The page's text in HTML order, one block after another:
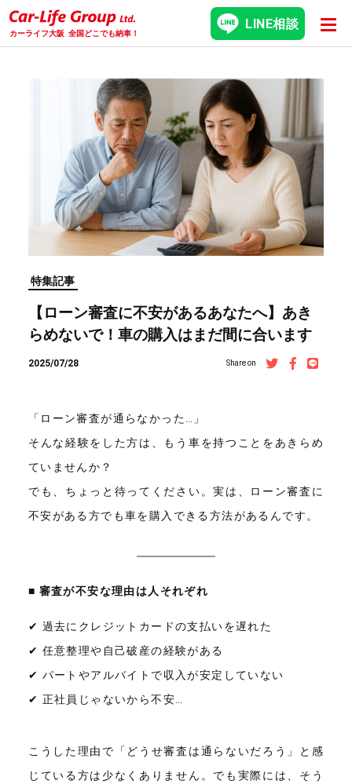
カーライフ大阪 全国どこでも納車！
LINE相談
特集記事
【ローン審査に不安があるあなたへ】あき
らめないで！車の購入はまだ間に合います
2025/07/28 Share on
「ローン審査が通らなかった…」
そんな経験をした方は、もう車を持つことをあきらめ
ていませんか？
でも、ちょっと待ってください。実は、ローン審査に
不安がある方でも車を購入できる方法があるんです。
■ 審査が不安な理由は人それぞれ
✔ 過去にクレジットカードの支払いを遅れた
✔ 任意整理や自己破産の経験がある
✔ パートやアルバイトで収入が安定していない
✔ 正社員じゃないから不安…
こうした理由で「どうせ審査は通らないだろう」と感
じている方は少なくありません。でも実際には、そう